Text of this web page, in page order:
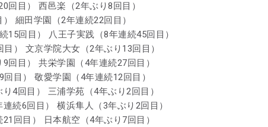
回目） 西邑楽（2年ぶり8回目）
細田学園（2年連続22回目）
15回目） 八王子実践（8年連続45回目）
） 文京学院大女（2年ぶり13回目）
回目） 共栄学園（4年連続27回目）
目） 敬愛学園（4年連続12回目）
4回目） 三浦学苑（4年ぶり2回目）
続6回目） 横浜隼人（3年ぶり2回目）
回目） 日本航空（4年ぶり7回目）